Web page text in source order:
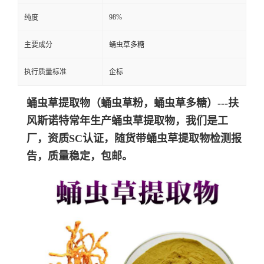
纯度 98%
主要成分 蛹虫草多糖
执行质量标准 企标
蛹虫草提取物（蛹虫草粉，蛹虫草多糖）---扶
风斯诺特常年生产蛹虫草提取物，我们是工
厂，资质SC认证，随货带蛹虫草提取物检测报
告，质量稳定，包邮。